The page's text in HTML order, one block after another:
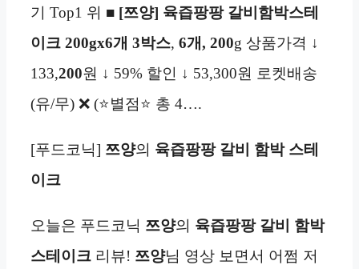
기 Top1 위 ■ [쯔양] 육즙팡팡 갈비함박스테
이크 200gx6개 3박스, 6개, 200g 상품가격 ↓
133,200원 ↓ 59% 할인 ↓ 53,300원 로켓배송
(유/무) ❌ (⭐별점⭐ 총 4….
[푸드코닉] 쯔양의 육즙팡팡 갈비 함박 스테
이크
오늘은 푸드코닉 쯔양의 육즙팡팡 갈비 함박
스테이크 리뷰! 쯔양님 영상 보면서 어쩜 저